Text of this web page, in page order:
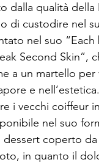
dalla qualità
di custodire nel
nel suo
Second
a un martello
e nell’estetica.
i vecchi coiffeur
nel suo
coperto
in quanto il